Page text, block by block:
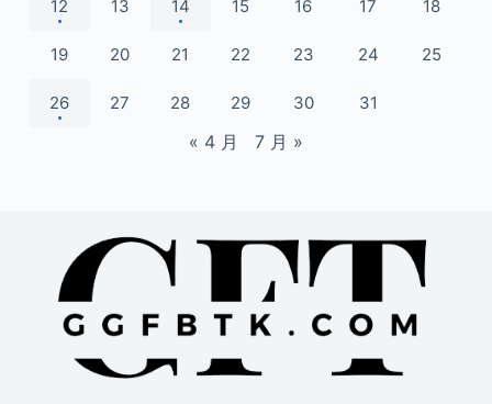
12 13 14 15 16 17 18
19 20 21 22 23 24 25
26 27 28 29 30 31
« 4 月 7 月 »